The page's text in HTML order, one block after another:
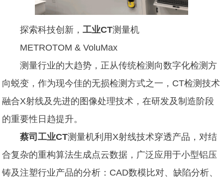
探索科技创新，工业CT测量机
METROTOM &VoluMax
测量行业的大趋势，正从传统检测向数字化检测方
向蜕变，作为现今佳的无损检测方式之一，CT检测技术
融合X射线及先进的图像处理技术，在研发及制造阶段
的重要性日趋提升。
蔡司工业CT测量机利用X射线技术穿透产品，对结
合复杂的重构算法生成点云数据，广泛应用于小型铝压
铸及注塑行业产品的分析：CAD数模比对、缺陷分析、